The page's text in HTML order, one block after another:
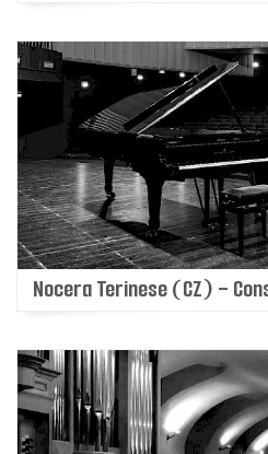
Nocera Terinese (CZ) -